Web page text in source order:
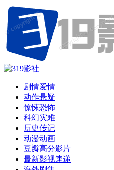
剧情爱情
动作悬疑
惊悚恐怖
科幻灾难
历史传记
动漫动画
豆瓣高分影片
最新影视速递